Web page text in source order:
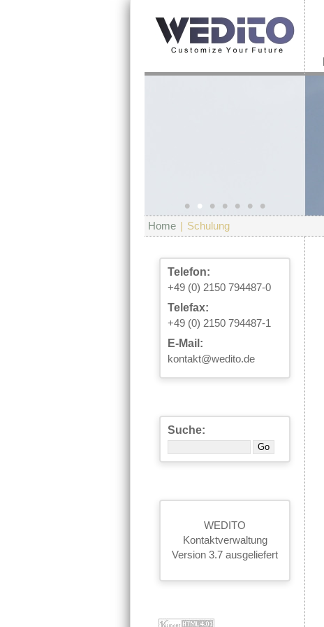
• • • • • • •
Home Schulung
Telefon:
+49 (0) 2150 794487-0
Telefax:
+49 (0) 2150 794487-1
E-Mail:
kontakt@wedito.de
Suche:
WEDITO
Kontaktverwaltung
Version 3.7 ausgeliefert